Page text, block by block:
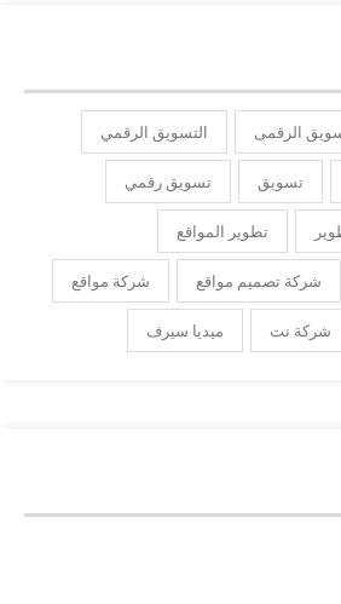
الرقمى التسويق الرقمي
تسويق تسويق رقمي
تطوير المواقع
شركة تصميم مواقع شركة مواقع
شركة نت ميديا سيرف